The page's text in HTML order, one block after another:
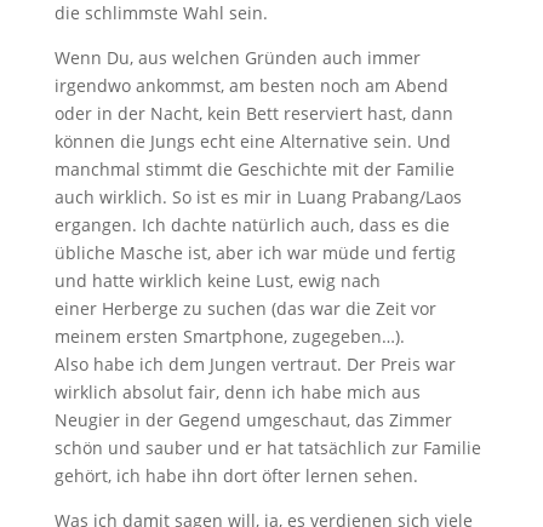
die schlimmste Wahl sein.
Wenn Du, aus welchen Gründen auch immer
irgendwo ankommst, am besten noch am Abend
oder in der Nacht, kein Bett reserviert hast, dann
können die Jungs echt eine Alternative sein. Und
manchmal stimmt die Geschichte mit der Familie
auch wirklich. So ist es mir in Luang Prabang/Laos
ergangen. Ich dachte natürlich auch, dass es die
übliche Masche ist, aber ich war müde und fertig
und hatte wirklich keine Lust, ewig nach
einer Herberge zu suchen (das war die Zeit vor
meinem ersten Smartphone, zugegeben…).
Also habe ich dem Jungen vertraut. Der Preis war
wirklich absolut fair, denn ich habe mich aus
Neugier in der Gegend umgeschaut, das Zimmer
schön und sauber und er hat tatsächlich zur Familie
gehört, ich habe ihn dort öfter lernen sehen.
Was ich damit sagen will, ja, es verdienen sich viele